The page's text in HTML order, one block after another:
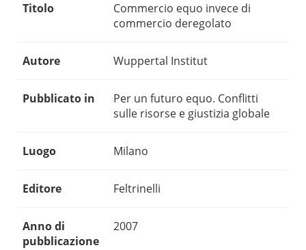
Titolo
Commercio equo invece di
commercio deregolato
Autore Wuppertal Institut
Pubblicato in
Per un futuro equo. Conflitti
sulle risorse e giustizia globale
Luogo Milano
Editore Feltrinelli
Anno di
pubblicazione
2007